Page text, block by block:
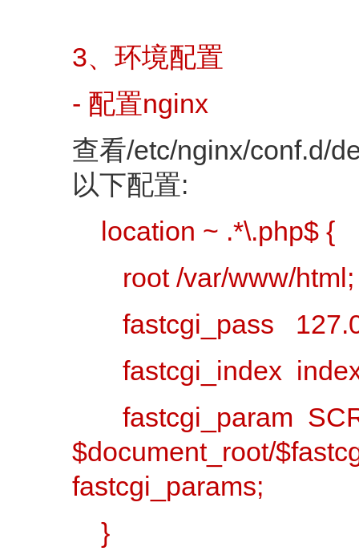
3、环境配置
- 配置nginx
查看/etc/nginx/conf.d/
以下配置:
location ~ .*\.php$ {
root /var/www/html;
fastcgi_pass
fastcgi_index
fastcgi_param
$document_root/
fastcgi_params;
}